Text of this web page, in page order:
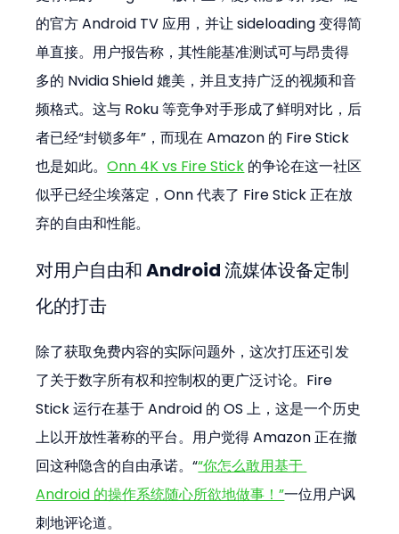
的官方 Android TV 应用，并让 sideloading 变得简
单直接。用户报告称，其性能基准测试可与昂贵得
多的 Nvidia Shield 媲美，并且支持广泛的视频和音
频格式。这与 Roku 等竞争对手形成了鲜明对比，后
者已经“封锁多年”，而现在 Amazon 的 Fire Stick
也是如此。Onn 4K vs Fire Stick 的争论在这一社区
似乎已经尘埃落定，Onn 代表了 Fire Stick 正在放
弃的自由和性能。
对用户自由和 Android 流媒体设备定制
化的打击
除了获取免费内容的实际问题外，这次打压还引发
了关于数字所有权和控制权的更广泛讨论。Fire
Stick 运行在基于 Android 的 OS 上，这是一个历史
上以开放性著称的平台。用户觉得 Amazon 正在撤
回这种隐含的自由承诺。““你怎么敢用基于
Android 的操作系统随心所欲地做事！”一位用户讽
刺地评论道。